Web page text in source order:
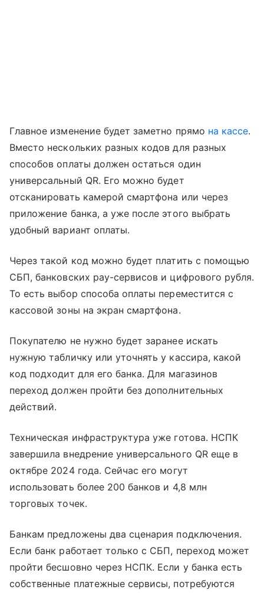
Главное изменение будет заметно прямо на кассе.
Вместо нескольких разных кодов для разных
способов оплаты должен остаться один
универсальный QR. Его можно будет
отсканировать камерой смартфона или через
приложение банка, а уже после этого выбрать
удобный вариант оплаты.
Через такой код можно будет платить с помощью
СБП, банковских pay-сервисов и цифрового рубля.
То есть выбор способа оплаты переместится с
кассовой зоны на экран смартфона.
Покупателю не нужно будет заранее искать
нужную табличку или уточнять у кассира, какой
код подходит для его банка. Для магазинов
переход должен пройти без дополнительных
действий.
Техническая инфраструктура уже готова. НСПК
завершила внедрение универсального QR еще в
октябре 2024 года. Сейчас его могут
использовать более 200 банков и 4,8 млн
торговых точек.
Банкам предложены два сценария подключения.
Если банк работает только с СБП, переход может
пройти бесшовно через НСПК. Если у банка есть
собственные платежные сервисы, потребуются